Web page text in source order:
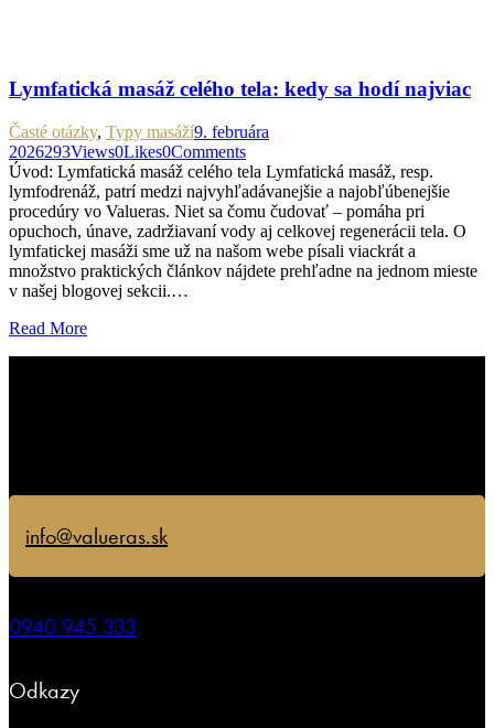
Lymfatická masáž celého tela: kedy sa hodí najviac
Časté otázky, Typy masáží9. februára
2026293Views0Likes0Comments
Úvod: Lymfatická masáž celého tela Lymfatická masáž, resp.
lymfodrenáž, patrí medzi najvyhľadávanejšie a najobľúbenejšie
procedúry vo Valueras. Niet sa čomu čudovať – pomáha pri
opuchoch, únave, zadržiavaní vody aj celkovej regenerácii tela. O
lymfatickej masáži sme už na našom webe písali viackrát a
množstvo praktických článkov nájdete prehľadne na jednom mieste
v našej blogovej sekcii.…
Read More
info@valueras.sk
0940 945 333
Odkazy